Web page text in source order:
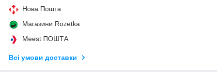
Нова Пошта
Магазини Rozetka
Meest ПОШТА
Всі умови доставки